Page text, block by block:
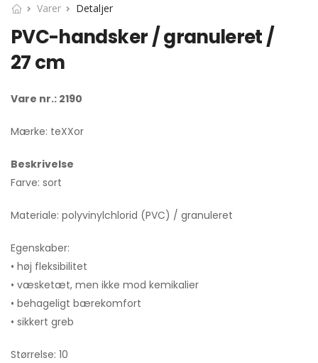
Varer Detaljer
PVC-handsker / granuleret /
27 cm
Vare nr.: 2190
Mærke: teXXor
Beskrivelse
Farve: sort
Materiale: polyvinylchlorid (PVC) / granuleret
Egenskaber:
• høj fleksibilitet
• væsketæt, men ikke mod kemikalier
• behageligt bærekomfort
• sikkert greb
Størrelse: 10